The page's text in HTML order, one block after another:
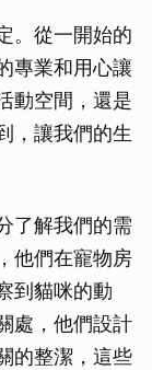
。從一開始的
專業和用心讓
動空間，還是
，讓我們的生
了解我們的需
他們在寵物房
到貓咪的動
處，他們設計
的整潔，這些